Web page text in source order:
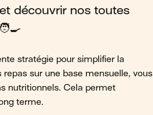
découvrir nos toutes
stratégie pour simplifier la
sur une base mensuelle, vous
nutritionnels. Cela permet
terme.